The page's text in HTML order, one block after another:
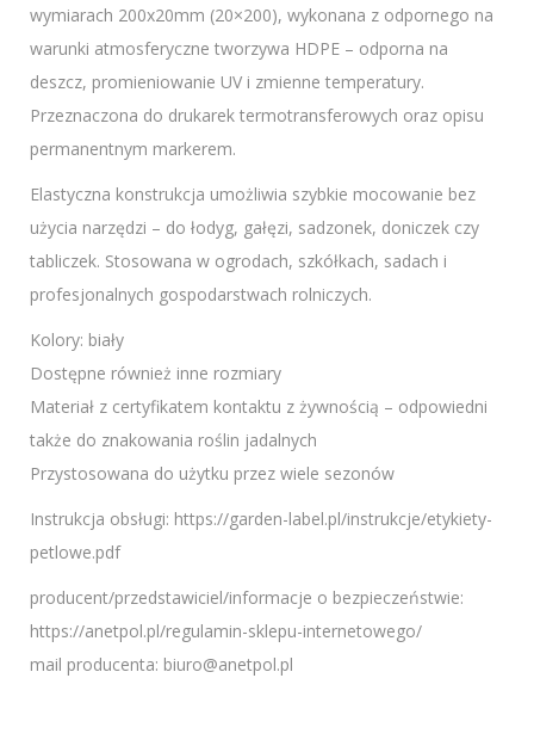
wymiarach 200x20mm (20×200), wykonana z odpornego na
warunki atmosferyczne tworzywa HDPE – odporna na
deszcz, promieniowanie UV i zmienne temperatury.
Przeznaczona do drukarek termotransferowych oraz opisu
permanentnym markerem.
Elastyczna konstrukcja umożliwia szybkie mocowanie bez
użycia narzędzi – do łodyg, gałęzi, sadzonek, doniczek czy
tabliczek. Stosowana w ogrodach, szkółkach, sadach i
profesjonalnych gospodarstwach rolniczych.
Kolory: biały
Dostępne również inne rozmiary
Materiał z certyfikatem kontaktu z żywnością – odpowiedni
także do znakowania roślin jadalnych
Przystosowana do użytku przez wiele sezonów
Instrukcja obsługi: https://garden-label.pl/instrukcje/etykiety-
petlowe.pdf
producent/przedstawiciel/informacje o bezpieczeństwie:
https://anetpol.pl/regulamin-sklepu-internetowego/
mail producenta: biuro@anetpol.pl